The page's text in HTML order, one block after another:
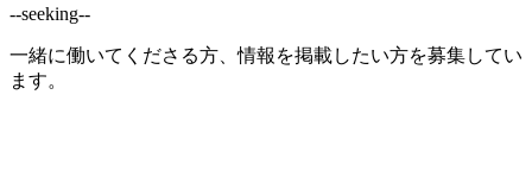
--seeking--
一緒に働いてくださる方、情報を掲載したい方を募集してい
ます。